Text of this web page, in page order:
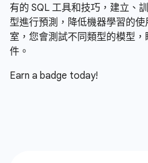
有的 SQL 工具和技巧，建立、
型進行預測，降低機器學習的
室，您會測試不同類型的模型
件。
Earn a badge today!